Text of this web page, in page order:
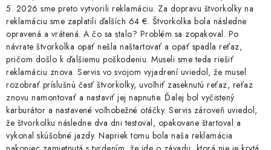
5. 2026 sme preto vytvorili reklamáciu. Za dopravu štvorkolky na
reklamáciu sme zaplatili ďalších 64 €. Štvorkolka bola následne
opravená a vrátená. A čo sa stalo? Problém sa zopakoval. Po
návrate štvorkolka opäť nešla naštartovať a opäť spadla reťaz,
pričom došlo k ďalšiemu poškodeniu. Museli sme teda riešiť
reklamáciu znova. Servis vo svojom vyjadrení uviedol, že musel
rozobrať príslušnú časť štvorkolky, uvoľniť zaseknutú reťaz, reťaz
znovu namontovať a nastaviť jej napnutie. Ďalej bol vyčistený
karburátor a nastavené voľnobežné otáčky. Servis zároveň uviedol,
že štvorkolku následne dva dni testoval, opakovane štartoval a
vykonal skúšobné jazdy. Napriek tomu bola naša reklamácia